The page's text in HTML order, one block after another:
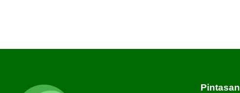
Pintasan